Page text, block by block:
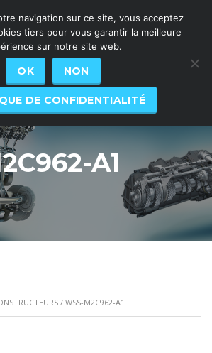
A1
/ WSS-M2C962-A1
navigation sur ce site, vous acceptez
tiers pour vous garantir la meilleure
sur notre site web.
OK NON
DE CONFIDENTIALITÉ